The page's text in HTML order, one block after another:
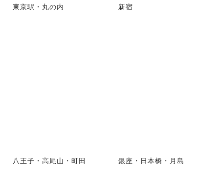
東京駅・丸の内 新宿
八王子・高尾山・町田 銀座・日本橋・月島